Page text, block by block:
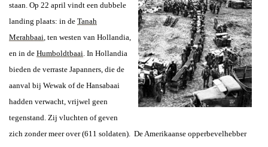
staan. Op 22 april vindt een dubbele
landing plaats: in de Tanah
Merahbaai, ten westen van Hollandia,
en in de Humboldtbaai. In Hollandia
bieden de verraste Japanners, die de
aanval bij Wewak of de Hansabaai
hadden verwacht, vrijwel geen
tegenstand. Zij vluchten of geven
zich zonder meer over (611 soldaten). De Amerikaanse opperbevelhebber